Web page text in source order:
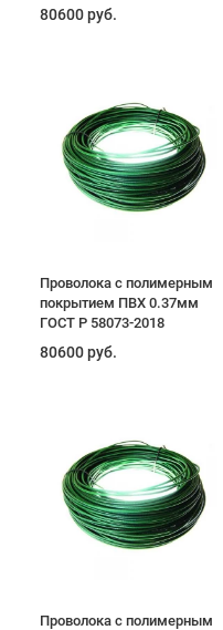
80600 руб.
Проволока с полимерным
покрытием ПВХ 0.37мм
ГОСТ Р 58073-2018
80600 руб.
Проволока с полимерным